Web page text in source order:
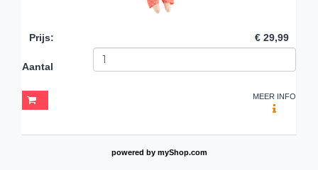
Prijs: € 29,99
Aantal
MEER INFO
powered by myShop.com